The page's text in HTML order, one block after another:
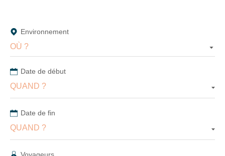
Environnement
OÙ ?
Date de début
QUAND ?
Date de fin
QUAND ?
plans
pour
vos
vacances
!
suffit
d’un